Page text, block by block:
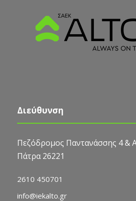
Διεύθυνση
Πεζόδρομος Παντανάσσης 4 &
Πάτρα 26221
2610 450701
info@iekalto.gr